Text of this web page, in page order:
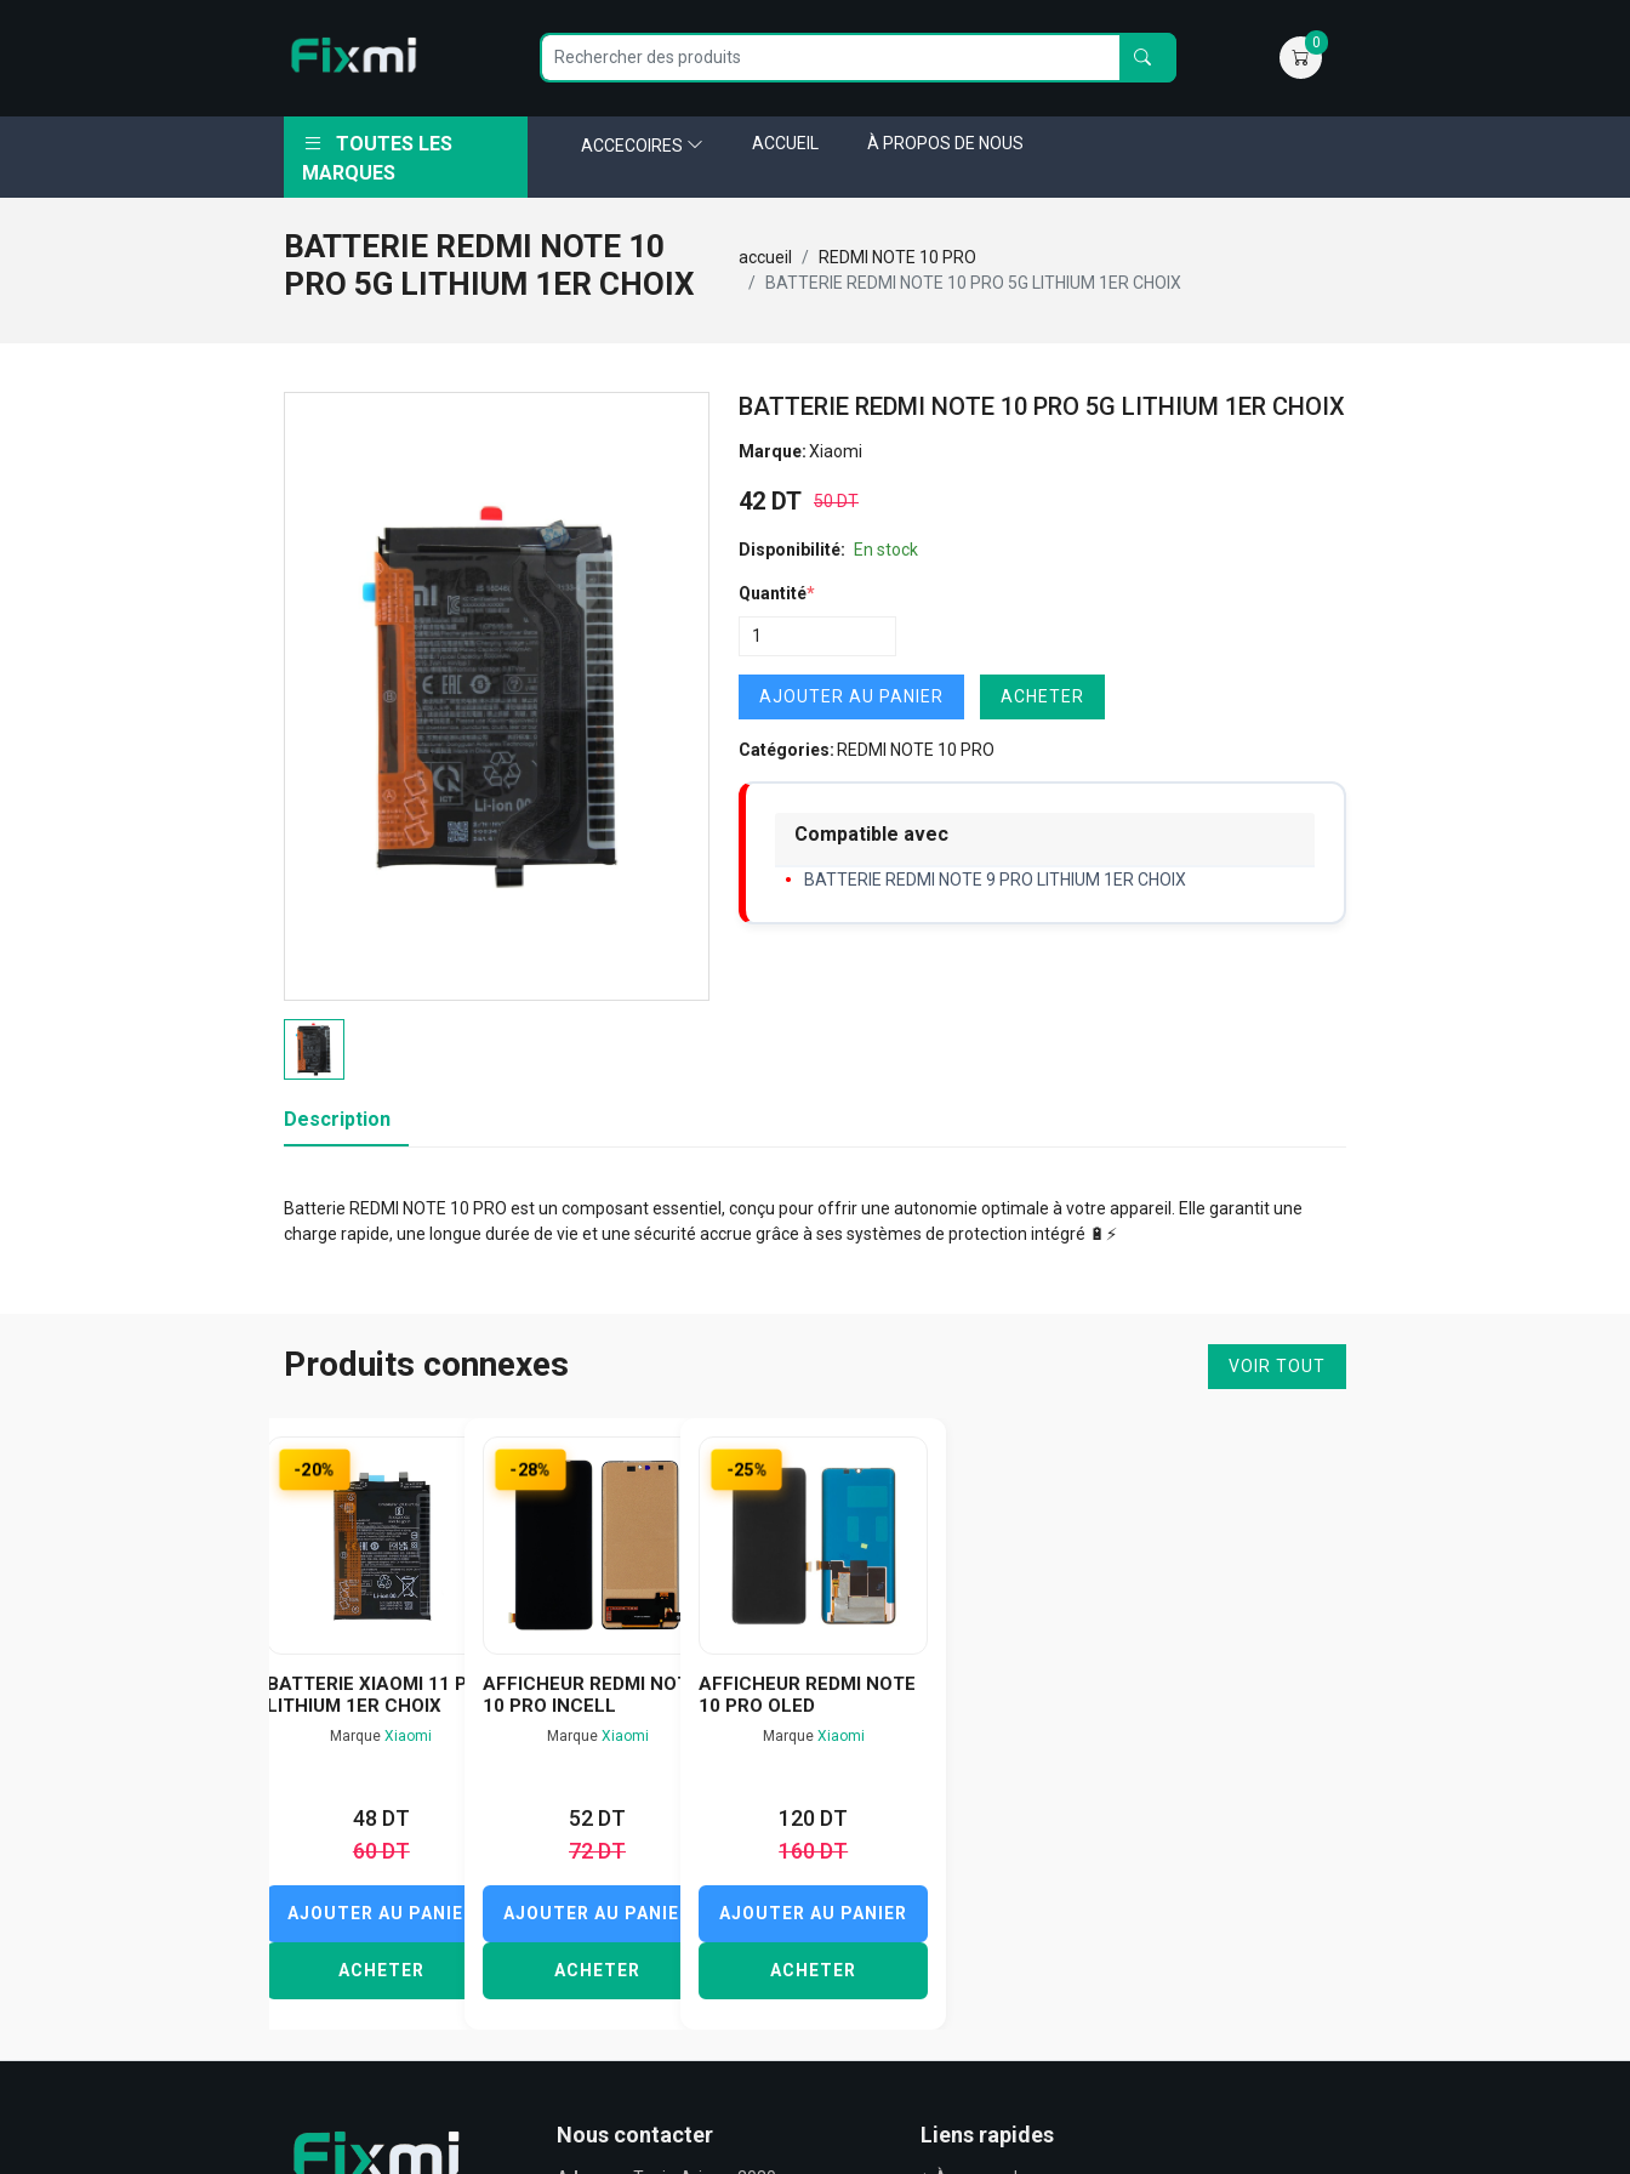
0
TOUTES LES
MARQUES
ACCECOIRES ACCUEIL À PROPOS DE NOUS
BATTERIE REDMI NOTE 10
PRO 5G LITHIUM 1ER CHOIX
accueil
REDMI NOTE 10 PRO
BATTERIE REDMI NOTE 10 PRO 5G LITHIUM 1ER CHOIX
BATTERIE REDMI NOTE 10 PRO 5G LITHIUM 1ER CHOIX
Marque:Xiaomi
42 DT 50 DT
Disponibilité: En stock
Quantité*
AJOUTER AU PANIER ACHETER
Catégories: REDMI NOTE 10 PRO
Compatible avec
BATTERIE REDMI NOTE 9 PRO LITHIUM 1ER CHOIX
Description
Batterie REDMI NOTE 10 PRO est un composant essentiel, conçu pour offrir une autonomie optimale à votre appareil. Elle garantit une
charge rapide, une longue durée de vie et une sécurité accrue grâce à ses systèmes de protection intégré 🔋⚡️
Produits connexes VOIR TOUT
-20%
BATTERIE XIAOMI 11 PRO
LITHIUM 1ER CHOIX
MarqueXiaomi
48 DT
60 DT
AJOUTER AU PANIER
ACHETER
-28%
AFFICHEUR REDMI NOTE
10 PRO INCELL
Marque Xiaomi
52 DT
72 DT
AJOUTER AU PANIER
ACHETER
-25%
AFFICHEUR REDMI NOTE
10 PRO OLED
Marque Xiaomi
120 DT
160 DT
AJOUTER AU PANIER
ACHETER
Nous contacter Liens rapides